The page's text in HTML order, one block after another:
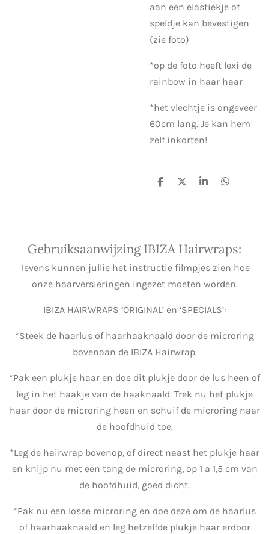
aan een elastiekje of
speldje kan bevestigen
(zie foto)
*op de foto heeft lexi de
rainbow in haar haar
*het vlechtje is ongeveer
60cm lang. Je kan hem
zelf inkorten!
D
n
D
S
e
D
n
Gebruiksaanwijzing IBIZA Hairwraps:
Tevens kunnen jullie het instructie filmpjes zien hoe
onze haarversieringen ingezet moeten worden.
IBIZA HAIRWRAPS ‘ORIGINAL’ en ‘SPECIALS’:
*Steek de haarlus of haarhaaknaald door de microring
bovenaan de IBIZA Hairwrap.
*Pak een plukje haar en doe dit plukje door de lus heen of
leg in het haakje van de haaknaald. Trek nu het plukje
haar door de microring heen en schuif de microring naar
de hoofdhuid toe.
*Leg de hairwrap bovenop, of direct naast het plukje haar
en knijp nu met een tang de microring, op 1 a 1,5 cm van
de hoofdhuid, goed dicht.
*Pak nu een losse microring en doe deze om de haarlus
of haarhaaknaald en leg hetzelfde plukje haar erdoor